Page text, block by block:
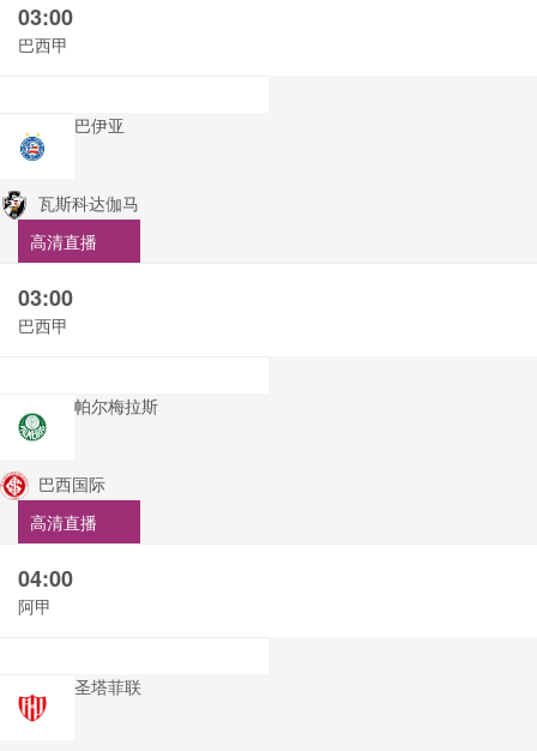
03:00
巴西甲
巴伊亚
瓦斯科达伽马
高清直播
03:00
巴西甲
帕尔梅拉斯
巴西国际
高清直播
04:00
阿甲
圣塔菲联